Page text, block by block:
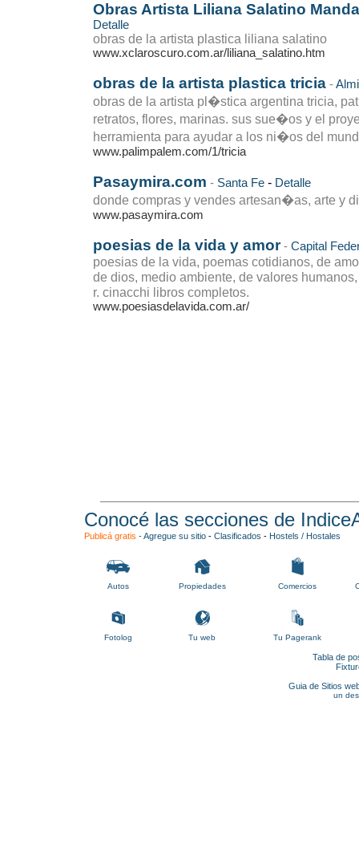
Obras Artista Liliana Salatino
Detalle
obras de la artista plastica liliana salatino
www.xclaroscuro.com.ar/liliana_salatino.htm
obras de la artista plastica tricia -
obras de la artista pl�stica argentina tricia,
retratos, flores, marinas. sus sue�os y el
herramienta para ayudar a los ni�os del
www.palimpalem.com/1/tricia
Pasaymira.com - Santa Fe - Detalle
donde compras y vendes artesan�as, arte y
www.pasaymira.com
poesias de la vida y amor - Capital
poesias de la vida, poemas cotidianos, de
de dios, medio ambiente, de valores
r. cinacchi libros completos.
www.poesiasdelavida.com.ar/
Conocé las secciones de
Publicá gratis -Agregue su sitio - Clasificados - Hostels / Hostales
Autos Propiedades Comercios
Fotolog Tu web Tu Pagerank
Tabla de
Guia de Sitios
un